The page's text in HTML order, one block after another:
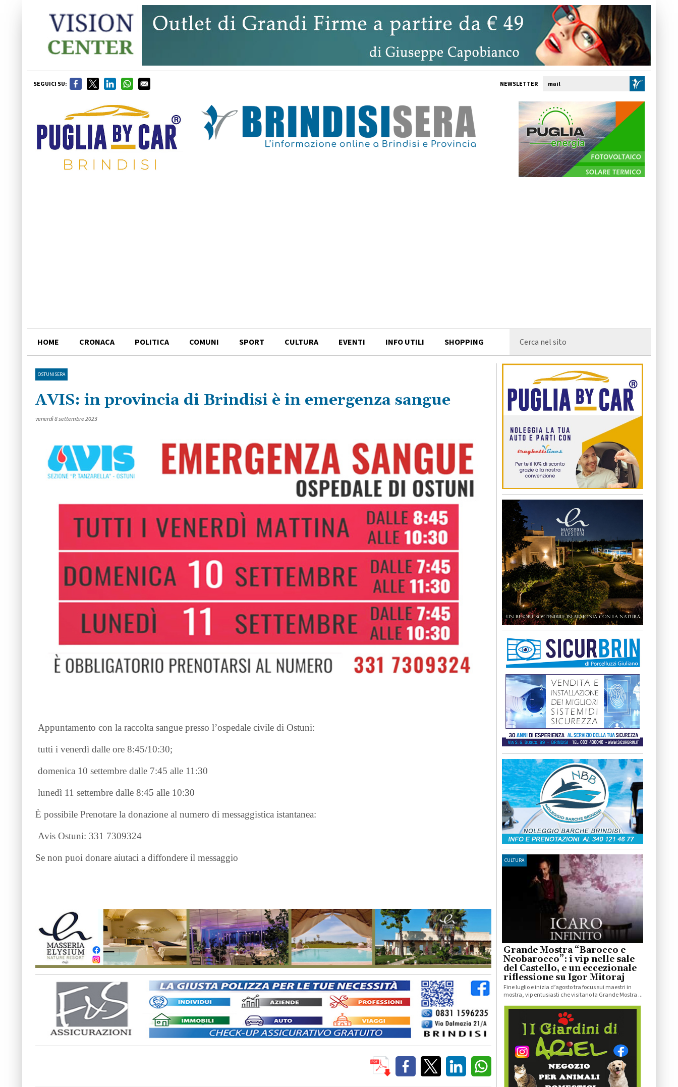
SEGUICI SU: NEWSLETTER
HOME CRONACA POLITICA COMUNI SPORT CULTURA EVENTI INFO UTILI SHOPPING
OSTUNISERA
AVIS: in provincia di Brindisi è in emergenza sangue
venerdì 8 settembre 2023
Appuntamento con la raccolta sangue presso l’ospedale civile di Ostuni:
tutti i venerdì dalle ore 8:45/10:30;
domenica 10 settembre dalle 7:45 alle 11:30
lunedì 11 settembre dalle 8:45 alle 10:30
È possibile Prenotare la donazione al numero di messaggistica istantanea:
Avis Ostuni: 331 7309324
Se non puoi donare aiutaci a diffondere il messaggio CULTURA
Grande Mostra “Barocco e
Neobarocco”: i vip nelle sale
del Castello, e un eccezionale
riflessione su Igor Mitoraj
Fine luglio e inizia d’agosto tra focus sui maestri in
mostra, vip entusiasti che visitano la Grande Mostra ...